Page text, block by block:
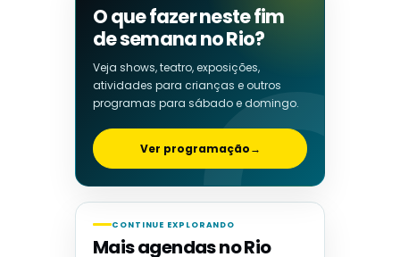
O que fazer neste fim
de semana no Rio?
Veja shows, teatro, exposições,
atividades para crianças e outros
programas para sábado e domingo.
Ver programação→
CONTINUE EXPLORANDO
Mais agendas no Rio